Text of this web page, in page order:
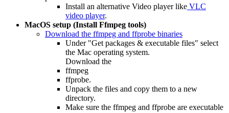
Install an alternative Video player like VLC
video player.
MacOS setup (Install Ffmpeg tools)
Download the ffmpeg and ffprobe binaries
Under "Get packages & executable files" select
the Mac operating system.
Download the
ffmpeg
ffprobe.
Unpack the files and copy them to a new
directory.
Make sure the ffmpeg and ffprobe are executable